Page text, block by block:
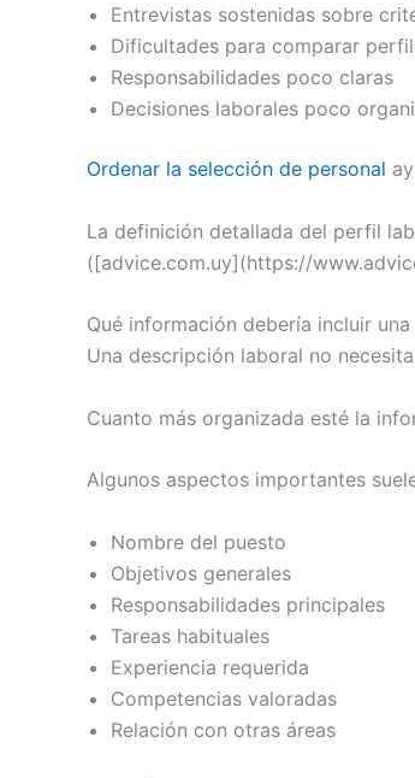
Entrevistas sostenidas sobre
Dificultades para comparar
Responsabilidades poco claras
Decisiones laborales poco
Ordenar la selección de personal
La definición detallada del perfil
([advice.com.uy](https://
Qué información debería incluir
Una descripción laboral no
Cuanto más organizada esté la
Algunos aspectos importantes
Nombre del puesto
Objetivos generales
Responsabilidades principales
Tareas habituales
Experiencia requerida
Competencias valoradas
Relación con otras áreas